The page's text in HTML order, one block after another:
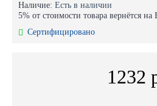
Наличие: Есть в наличии
5% от стоимости товара вернётся
Сертифицировано
1232